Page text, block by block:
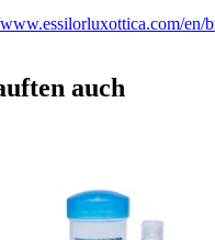
en/
auch